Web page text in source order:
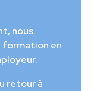
nous
formation en
retour à